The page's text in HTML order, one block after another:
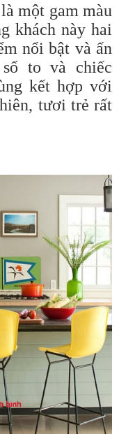
một gam màu
khách này hai
nổi bật và ấn
to và chiếc
kết hợp với
tươi trẻ rất